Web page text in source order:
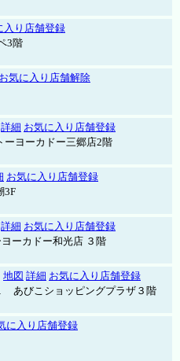
入り店舗登録
3階
お気に入り店舗解除
詳細 お気に入り店舗登録
ーヨーカドー三郷店2階
お気に入り店舗登録
3F
詳細 お気に入り店舗登録
ーカドー和光店 ３階
地図 詳細 お気に入り店舗登録
あびこショッピングプラザ３階
に入り店舗登録